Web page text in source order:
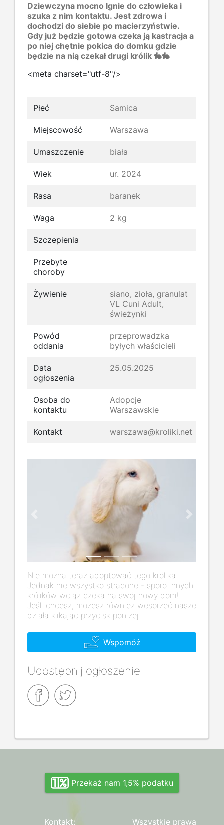
Dziewczyna mocno lgnie do człowieka i
szuka z nim kontaktu. Jest zdrowa i
dochodzi do siebie po macierzyństwie.
Gdy już będzie gotowa czeka ją kastracja a
po niej chętnie pokica do domku gdzie
będzie na nią czekał drugi królik 🐇🐇
<meta charset="utf-8"/>
Płeć Samica
Miejscowość Warszawa
Umaszczenie biała
Wiek ur. 2024
Rasa baranek
Waga 2 kg
Szczepienia
Przebyte
choroby
Żywienie
siano, zioła, granulat
VL Cuni Adult,
świeżynki
Powód
oddania
przeprowadzka
byłych właścicieli
Data
ogłoszenia
25.05.2025
Osoba do
kontaktu
Adopcje
Warszawskie
Kontakt warszawa@kroliki.net
Next
Nie można teraz adoptować tego królika.
Jednak nie wszystko stracone - sporo innych
królików wciąż czeka na swój nowy dom!
Jeśli chcesz, możesz również wesprzeć nasze
działa klikając przycisk poniżej
Wspomóż
Udostępnij ogłoszenie
Przekaż nam 1,5% podatku
Kontakt: Wszystkie prawa